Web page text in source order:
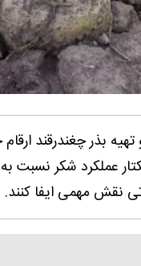
بذر چغندرقند
عملکرد شکر نسبت به
نقش مهمی ایفا کنند.